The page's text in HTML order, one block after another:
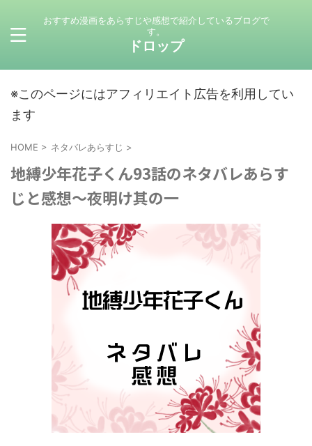
おすすめ漫画をあらすじや感想で紹介しているブログで
す。
ドロップ
※このページにはアフィリエイト広告を利用してい
ます
HOME > ネタバレあらすじ >
地縛少年花子くん93話のネタバレあらす
じと感想～夜明け其の一